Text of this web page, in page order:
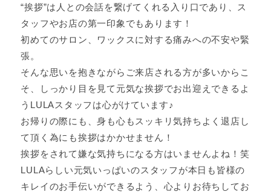
“挨拶”は人との会話を繋げてくれる入り口であり、ス
タッフやお店の第一印象でもあります！
初めてのサロン、ワックスに対する痛みへの不安や緊
張。
そんな思いを抱きながらご来店される方が多いからこ
そ、しっかり目を見て元気な挨拶でお出迎えできるよ
うLULAスタッフは心がけています♪
お帰りの際にも、身も心もスッキリ気持ちよく退店し
て頂く為にも挨拶はかかせません！
挨拶をされて嫌な気持ちになる方はいませんよね！笑
LULAらしい元気いっぱいのスタッフが本日も皆様の
キレイのお手伝いができるよう、心よりお待ちしてお